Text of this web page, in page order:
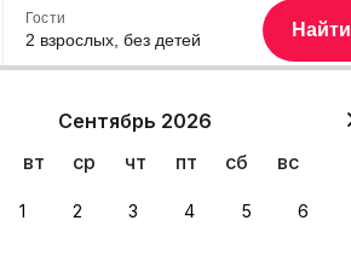
Сентябрь 2026
вт ср чт пт сб вс
1 2 3 4 5 6
Гости
2 взрослых, без детей Найти